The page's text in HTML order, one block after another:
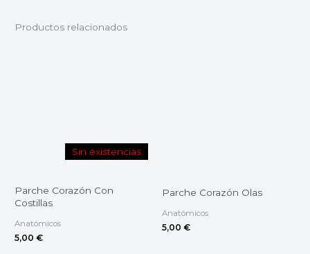
Productos relacionados
Sin existencias
Parche Corazón Con
Costillas
Anatómicos
5,00 €
Parche Corazón Olas
Anatómicos
5,00 €